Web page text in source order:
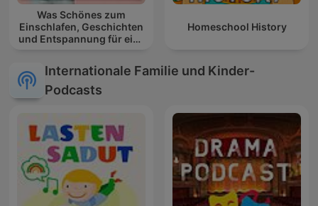
Was Schönes zum
Einschlafen, Geschichten
und Entspannung für eine
Homeschool History
Internationale Familie und Kinder-
Podcasts